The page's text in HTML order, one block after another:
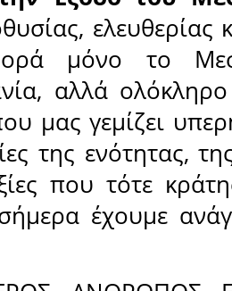
ελευθερίας
μόνο το
αλλά
μας γεμίζει
της ενότητας,
που τότε
έχουμε